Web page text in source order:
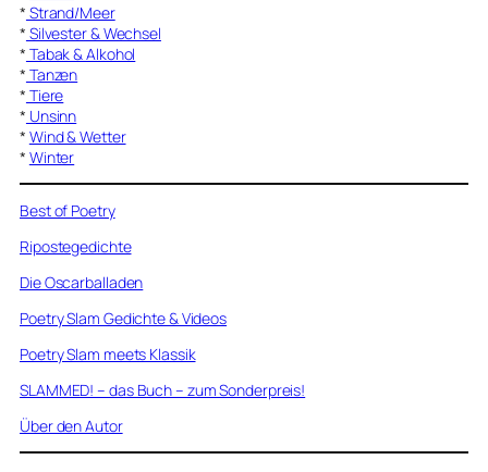
* Strand/Meer
* Silvester & Wechsel
* Tabak & Alkohol
* Tanzen
* Tiere
* Unsinn
* Wind & Wetter
* Winter
Best of Poetry
Ripostegedichte
Die Oscarballaden
Poetry Slam Gedichte & Videos
Poetry Slam meets Klassik
SLAMMED! – das Buch – zum Sonderpreis!
Über den Autor